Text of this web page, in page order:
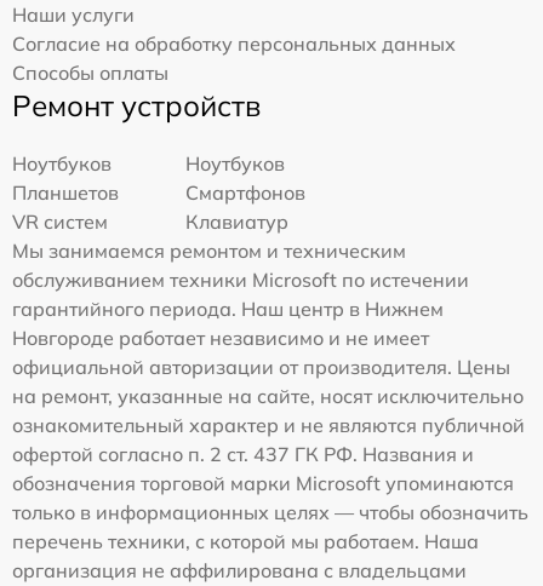
Наши услуги
Согласие на обработку персональных данных
Способы оплаты
Ремонт устройств
Ноутбуков
Ноутбуков
Планшетов
Смартфонов
VR систем
Клавиатур
Мы занимаемся ремонтом и техническим
обслуживанием техники Microsoft по истечении
гарантийного периода. Наш центр в Нижнем
Новгороде работает независимо и не имеет
официальной авторизации от производителя. Цены
на ремонт, указанные на сайте, носят исключительно
ознакомительный характер и не являются публичной
офертой согласно п. 2 ст. 437 ГК РФ. Названия и
обозначения торговой марки Microsoft упоминаются
только в информационных целях — чтобы обозначить
перечень техники, с которой мы работаем. Наша
организация не аффилирована с владельцами